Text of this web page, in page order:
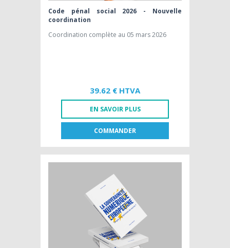
Code pénal social 2026 - Nouvelle
coordination
Coordination complète au 05 mars 2026
39.62 € HTVA
EN SAVOIR PLUS
COMMANDER
NL